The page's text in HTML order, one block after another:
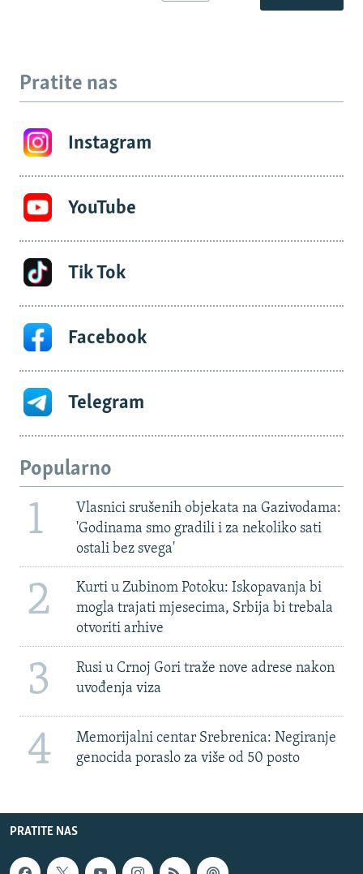
Pratite nas
Instagram
YouTube
Tik Tok
Facebook
Telegram
Popularno
1
Vlasnici srušenih objekata na Gazivodama:
'Godinama smo gradili i za nekoliko sati
ostali bez svega'
2
Kurti u Zubinom Potoku: Iskopavanja bi
mogla trajati mjesecima, Srbija bi trebala
otvoriti arhive
3
Rusi u Crnoj Gori traže nove adrese nakon
uvođenja viza
4
Memorijalni centar Srebrenica: Negiranje
genocida poraslo za više od 50 posto
PRATITE NAS